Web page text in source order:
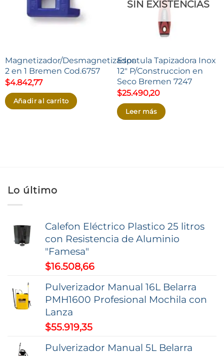
Magnetizador/Desmagnetizador
2 en 1 Bremen Cod.6757
$4.842,77
Añadir al carrito
SIN EXISTENCIAS
Espatula Tapizadora Inox
12″ P/Construccion en
Seco Bremen 7247
$25.490,20
Leer más
Lo último
Calefon Eléctrico Plastico 25 litros
con Resistencia de Aluminio
"Famesa"
$16.508,66
Pulverizador Manual 16L Belarra
PMH1600 Profesional Mochila con
Lanza
$55.919,35
Pulverizador Manual 5L Belarra